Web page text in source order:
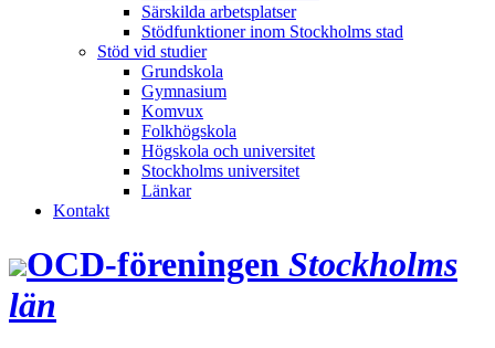
Särskilda arbetsplatser
Stödfunktioner inom Stockholms stad
Stöd vid studier
Grundskola
Gymnasium
Komvux
Folkhögskola
Högskola och universitet
Stockholms universitet
Länkar
Kontakt
OCD‑föreningen Stockholms
län